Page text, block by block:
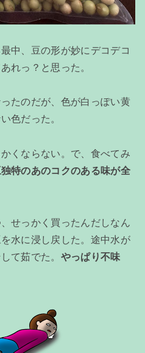
中、豆の形が妙にデコデコ
れっ？と思った。
たのだが、色が白っぽい黄
色だった。
くならない。で、食べてみ
独特のあのコクのある味が全
せっかく買ったんだしなん
水に浸し戻した。途中水が
て茹でた。 やっぱり不味